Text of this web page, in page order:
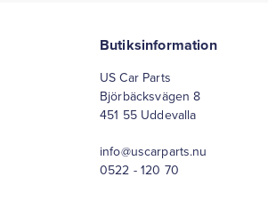
Butiksinformation
US Car Parts
Björbäcksvägen 8
451 55 Uddevalla
info@uscarparts.nu
0522 - 120 70